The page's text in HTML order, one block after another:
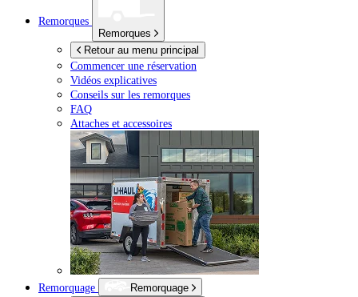
Remorques
Remorques
Retour au menu principal
Commencer une réservation
Vidéos explicatives
Conseils sur les remorques
FAQ
Attaches et accessoires
Remorquage
Remorquage